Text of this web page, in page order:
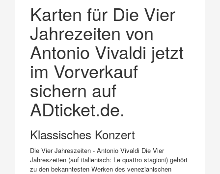
Karten für Die Vier
Jahrezeiten von
Antonio Vivaldi jetzt
im Vorverkauf
sichern auf
ADticket.de.
Klassisches Konzert
Die Vier Jahreszeiten - Antonio Vivaldi Die Vier
Jahreszeiten (auf italienisch: Le quattro stagioni) gehört
zu den bekanntesten Werken des venezianischen